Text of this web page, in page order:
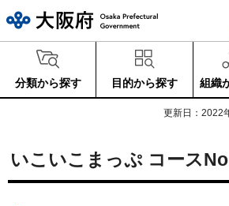
分類から探す 目的から探す 組織
更新日：2022
いこいこまっぷ コース